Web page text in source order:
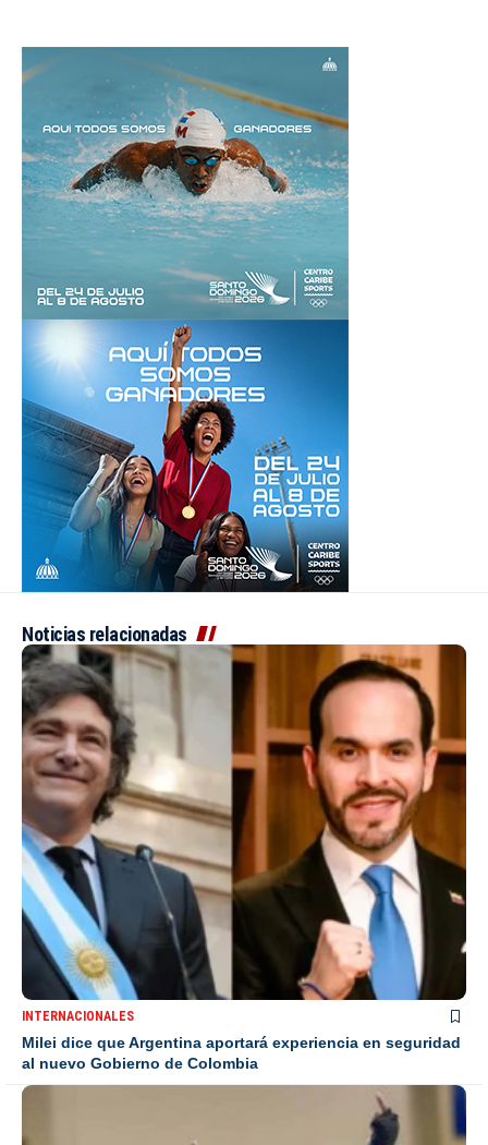
Noticias relacionadas
INTERNACIONALES
Milei dice que Argentina aportará experiencia en seguridad
al nuevo Gobierno de Colombia